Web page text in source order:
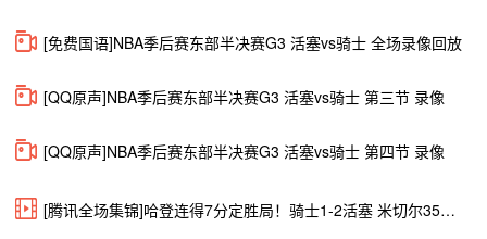
[免费国语]NBA季后赛东部半决赛G3 活塞vs骑士 全场录像回放
[QQ原声]NBA季后赛东部半决赛G3 活塞vs骑士 第三节 录像
[QQ原声]NBA季后赛东部半决赛G3 活塞vs骑士 第四节 录像
[腾讯全场集锦]哈登连得7分定胜局！骑士1-2活塞 米切尔35分 坎宁安27+10+10